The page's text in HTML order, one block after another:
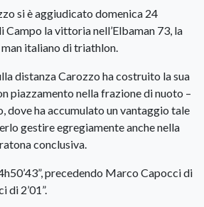
si è aggiudicato domenica 24
la vittoria nell’Elbaman 73, la
italiano di triathlon.
distanza Carozzo ha costruito la sua
piazzamento nella frazione di nuoto –
dove ha accumulato un vantaggio tale
gestire egregiamente anche nella
conclusiva.
precedendo Marco Capocci di
di 2’01”.